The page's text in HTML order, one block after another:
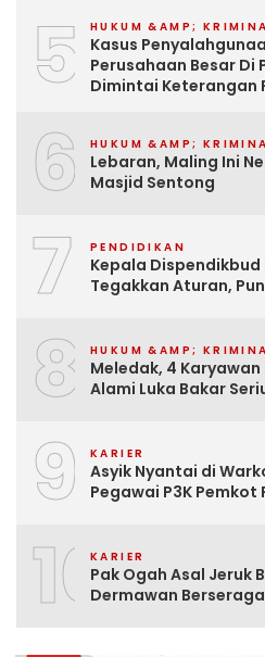
5 HUKUM &AMP;
Kasus
Perusahaan Besar Di
Dimintai Keterangan
6 HUKUM &AMP;
Lebaran, Maling Ini
Masjid Sentong
7 PENDIDIKAN
Kepala
Tegakkan Aturan,
8 HUKUM &AMP;
Meledak, 4
Alami Luka Bakar
9 KARIER
Asyik Nyantai di
Pegawai P3K
10KARIER
Pak Ogah Asal Jeruk
Dermawan